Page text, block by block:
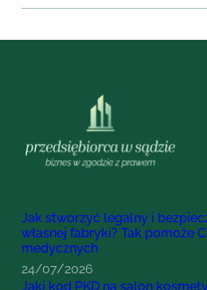
Jak stworzyć legalny i
własnej fabryki? Tak pomoże
medycznych
24/07/2026
Jaki kod PKD na salon